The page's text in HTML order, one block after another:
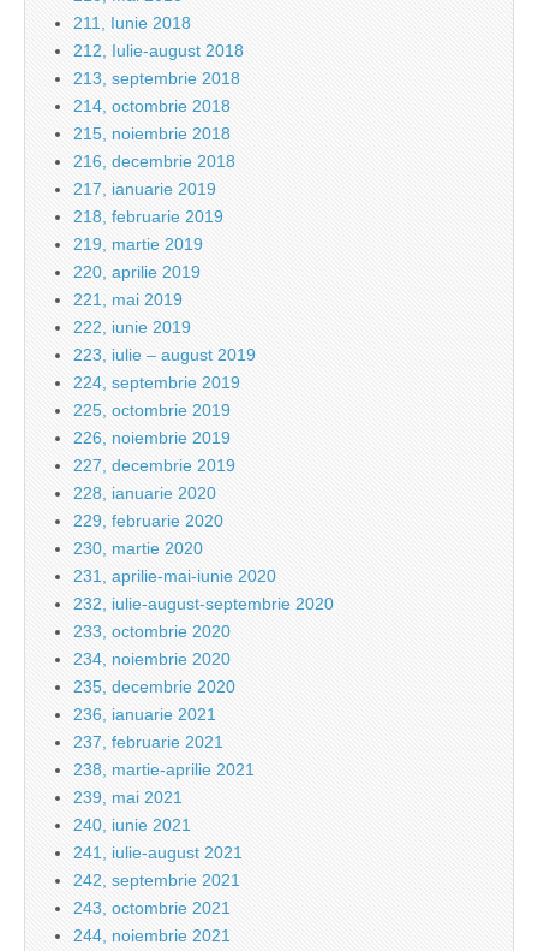
211, Iunie 2018
212, Iulie-august 2018
213, septembrie 2018
214, octombrie 2018
215, noiembrie 2018
216, decembrie 2018
217, ianuarie 2019
218, februarie 2019
219, martie 2019
220, aprilie 2019
221, mai 2019
222, iunie 2019
223, iulie – august 2019
224, septembrie 2019
225, octombrie 2019
226, noiembrie 2019
227, decembrie 2019
228, ianuarie 2020
229, februarie 2020
230, martie 2020
231, aprilie-mai-iunie 2020
232, iulie-august-septembrie 2020
233, octombrie 2020
234, noiembrie 2020
235, decembrie 2020
236, ianuarie 2021
237, februarie 2021
238, martie-aprilie 2021
239, mai 2021
240, iunie 2021
241, iulie-august 2021
242, septembrie 2021
243, octombrie 2021
244, noiembrie 2021